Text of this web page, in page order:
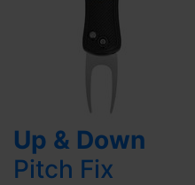
Up & Down
Pitch Fix